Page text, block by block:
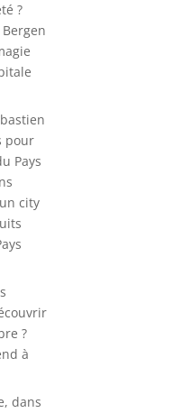
?
pour
Pays
city
?
à
dans